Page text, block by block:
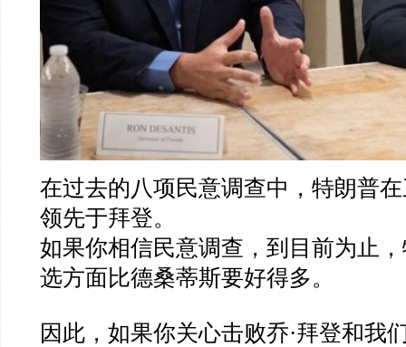
在过去的八项民意调查中，特朗普
领先于拜登。
如果你相信民意调查，到目前为止
选方面比德桑蒂斯要好得多。
因此，如果你关心击败乔·拜登和我